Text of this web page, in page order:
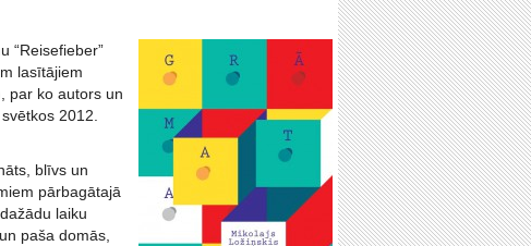
“Reisefieber”
lasītājiem
par ko autors un
2012.
blīvs un
pārbagātajā
laiku
paša domās,